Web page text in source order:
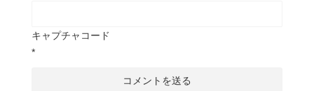
キャプチャコード
*